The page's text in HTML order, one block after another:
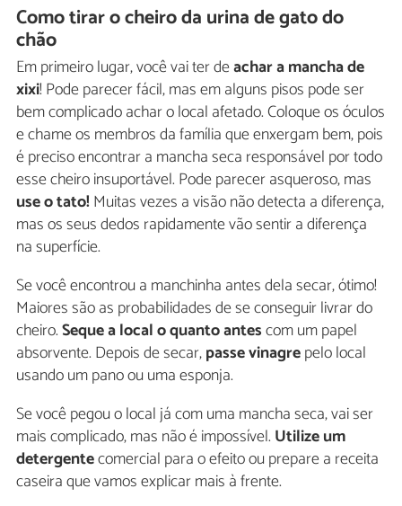
Como tirar o cheiro da urina de gato do
chão
Em primeiro lugar, você vai ter deachar a mancha de
xixi! Pode parecer fácil, mas em alguns pisos pode ser
bem complicado achar o local afetado. Coloque os óculos
e chame os membros da família que enxergam bem, pois
é preciso encontrar a mancha seca responsável por todo
esse cheiro insuportável. Pode parecer asqueroso, mas
use o tato!Muitas vezes a visão não detecta a diferença,
mas os seus dedos rapidamente vão sentir a diferença
na superfície.
Se você encontrou a manchinha antes dela secar, ótimo!
Maiores são as probabilidades de se conseguir livrar do
cheiro.Seque a local o quanto antescom um papel
absorvente. Depois de secar,passe vinagrepelo local
usando um pano ou uma esponja.
Se você pegou o local já com uma mancha seca, vai ser
mais complicado, mas não é impossível. Utilize um
detergentecomercial para o efeito ou prepare a receita
caseira que vamos explicar mais à frente.